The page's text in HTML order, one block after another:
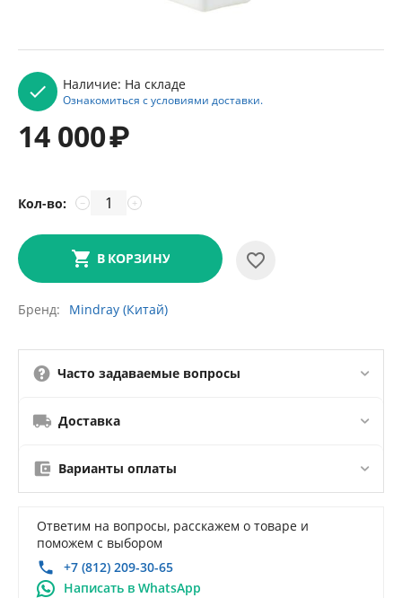
Наличие: На складе
Ознакомиться с условиями доставки.
14 000₽
Кол-во: +
−
В КОРЗИНУ
Бренд Mindray (Китай)
Часто задаваемые вопросы
Доставка
Варианты оплаты
Ответим на вопросы, расскажем о товаре и
поможем с выбором
+7 (812) 209-30-65
Написать в WhatsApp